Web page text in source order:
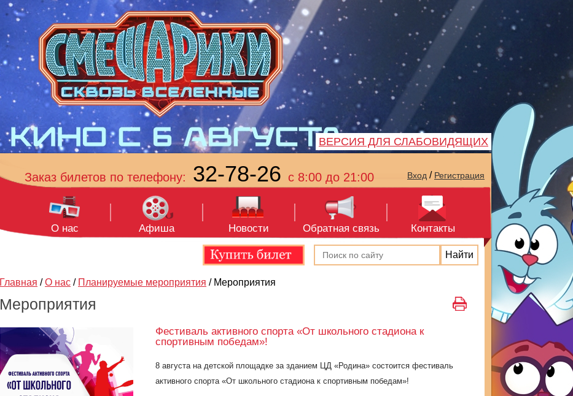
ВЕРСИЯ ДЛЯ СЛАБОВИДЯЩИХ
Заказ билетов по телефону: 32-78-26 с 8:00 до 21:00 Вход / Регистрация
О нас Афиша Новости Обратная связь Контакты
Главная / О нас / Планируемые мероприятия / Мероприятия
Мероприятия
Фестиваль активного спорта «От школьного стадиона к
спортивным победам»!
8 августа на детской площадке за зданием ЦД «Родина» состоится фестиваль
активного спорта «От школьного стадиона к спортивным победам»!